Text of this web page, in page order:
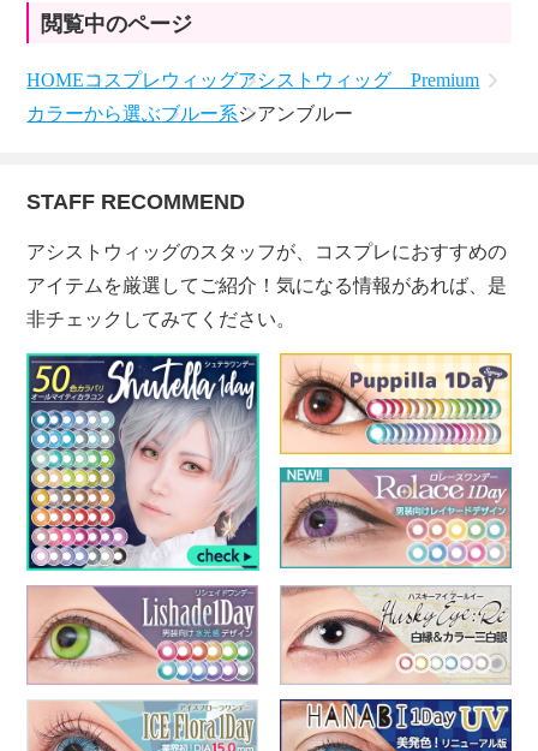
閲覧中のページ
HOMEコスプレウィッグアシストウィッグ Premium
カラーから選ぶブルー系シアンブルー
STAFF RECOMMEND
アシストウィッグのスタッフが、コスプレにおすすめの
アイテムを厳選してご紹介！気になる情報があれば、是
非チェックしてみてください。